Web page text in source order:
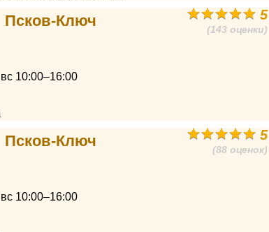
5
(143 оценки)
Псков-Ключ
10:00–16:00
5
(88 оценок)
Псков-Ключ
10:00–16:00